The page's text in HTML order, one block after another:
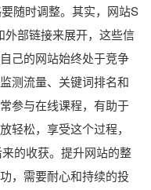
随时调整。其实，网站S
部链接来展开，这些信
己的网站始终处于竞争
测流量、关键词排名和
参与在线课程，有助于
轻松，享受这个过程，
的收获。提升网站的整
，需要耐心和持续的投